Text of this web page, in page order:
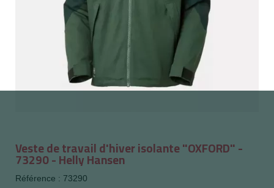
Veste de travail d'hiver isolante "OXFORD" -
73290 - Helly Hansen
Référence : 73290